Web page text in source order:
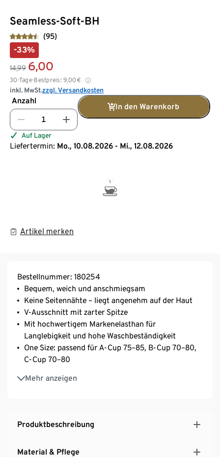
Seamless-Soft-BH
(95)
-33%
14,99 6,00
30-Tage-Bestpreis: 9,00 €
inkl. MwSt.zzgl. Versandkosten
Anzahl
In den Warenkorb
Auf Lager
Liefertermin: Mo., 10.08.2026 - Mi., 12.08.2026
Artikel merken
Bestellnummer: 180254
Bequem, weich und anschmiegsam
Keine Seitennähte – liegt angenehm auf der Haut
V-Ausschnitt mit zarter Spitze
Mit hochwertigem Markenelasthan für
Langlebigkeit und hohe Waschbeständigkeit
One Size: passend für A-Cup 75–85, B-Cup 70–80,
C-Cup 70–80
Mehr anzeigen
3-fach verstellbarer SoftSeal®-Häkchenverschluss
Produktbeschreibung
Material & Pflege